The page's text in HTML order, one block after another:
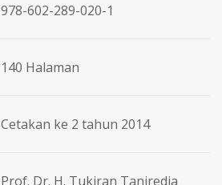
978-602-289-020-1
140 Halaman
Cetakan ke 2 tahun 2014
Prof. Dr. H. Tukiran Taniredja